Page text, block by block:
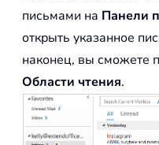
письмами на Панели
открыть указанное
наконец, вы сможете
Области чтения.